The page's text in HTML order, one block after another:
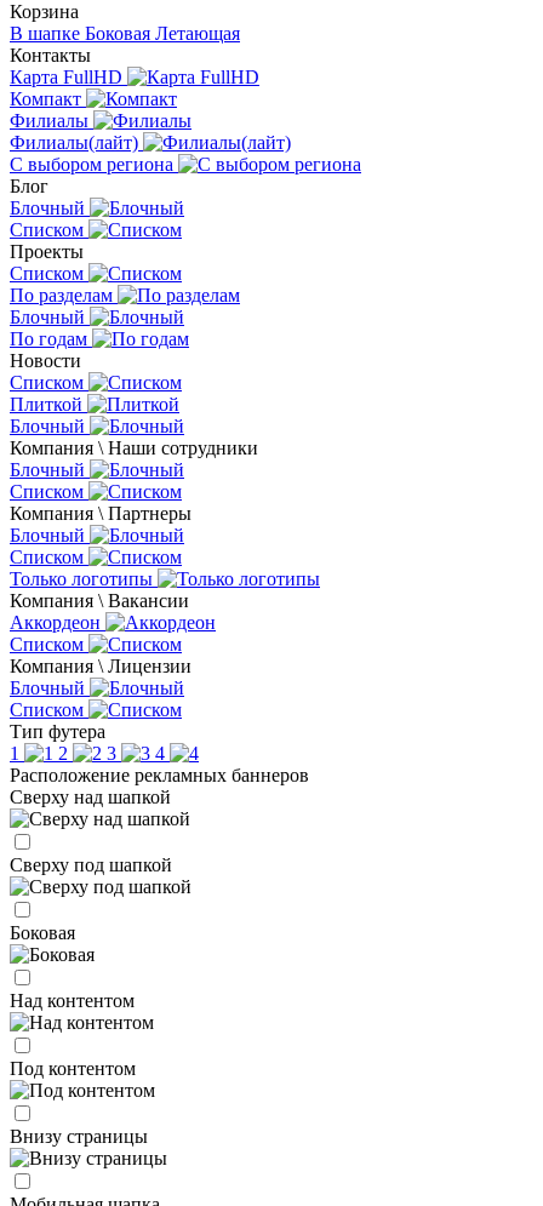
Корзина
В шапке Боковая Летающая
Контакты
Карта FullHD
Компакт
Филиалы
Филиалы(лайт)
С выбором региона
Блог
Блочный
Списком
Проекты
Списком
По разделам
Блочный
По годам
Новости
Списком
Плиткой
Блочный
Компания \ Наши сотрудники
Блочный
Списком
Компания \ Партнеры
Блочный
Списком
Только логотипы
Компания \ Вакансии
Аккордеон
Списком
Компания \ Лицензии
Блочный
Списком
Тип футера
1
2 3
4
Расположение рекламных баннеров
Сверху над шапкой
Сверху под шапкой
Боковая
Над контентом
Под контентом
Внизу страницы